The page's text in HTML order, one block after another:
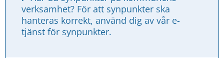
verksamhet? För att synpunkter ska
hanteras korrekt, använd dig av vår e-
tjänst för synpunkter.